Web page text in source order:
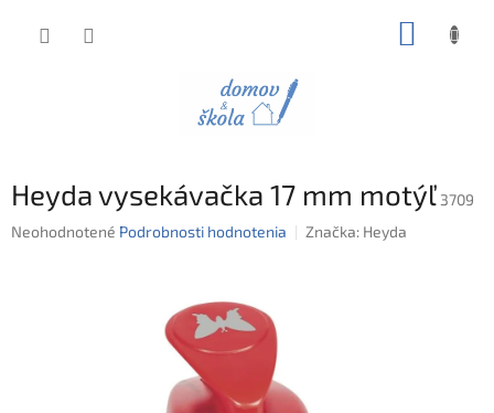
Heyda vysekávačka 17 mm motýľ 3709
Priemerné
Neohodnotené Podrobnosti hodnotenia Značka: Heyda